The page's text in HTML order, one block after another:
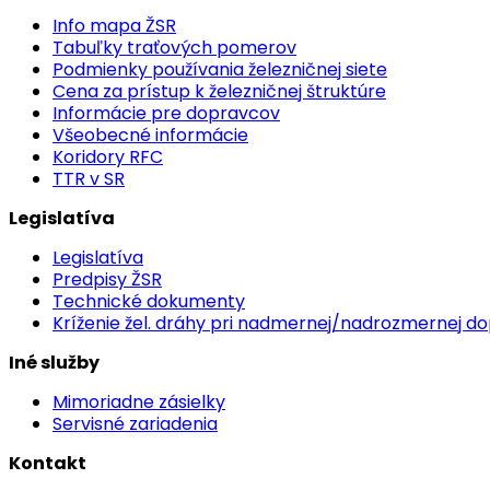
Info mapa ŽSR
Tabuľky traťových pomerov
Podmienky používania železničnej siete
Cena za prístup k železničnej štruktúre
Informácie pre dopravcov
Všeobecné informácie
Koridory RFC
TTR v SR
Legislatíva
Legislatíva
Predpisy ŽSR
Technické dokumenty
Kríženie žel. dráhy pri nadmernej/nadrozmernej
Iné služby
Mimoriadne zásielky
Servisné zariadenia
Kontakt